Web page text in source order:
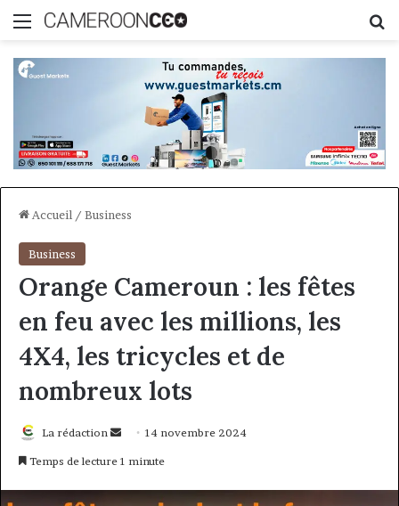
Menu
Accueil / Business
Business
Orange Cameroun : les fêtes
en feu avec les millions, les
4X4, les tricycles et de
nombreux lots
La rédaction
Envoyer14 novembre 2024
Temps de lecture 1 minute